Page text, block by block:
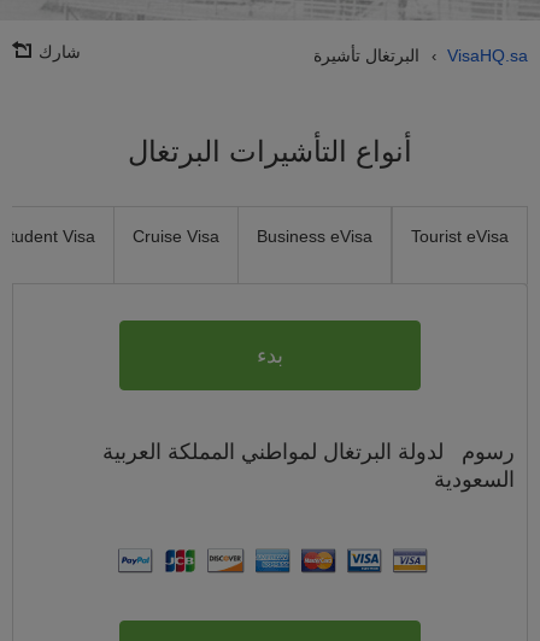
VisaHQ.sa
› البرتغال تأشيرة شارك
أنواع التأشيرات البرتغال
Tourist eVisa
Business eVisa
Cruise Visa
Student Visa
بدء
رسوم لدولة البرتغال لمواطني المملكة العربية
السعودية